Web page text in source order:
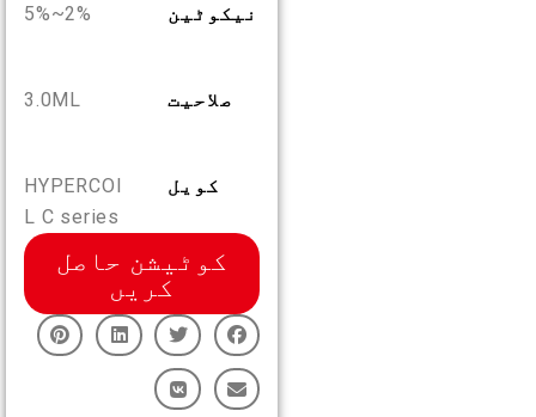
نیکوٹین 2%~5%
صلاحیت 3.0ML
کویل
HYPERCOI
L C series
کوٹیشن حاصل
کریں